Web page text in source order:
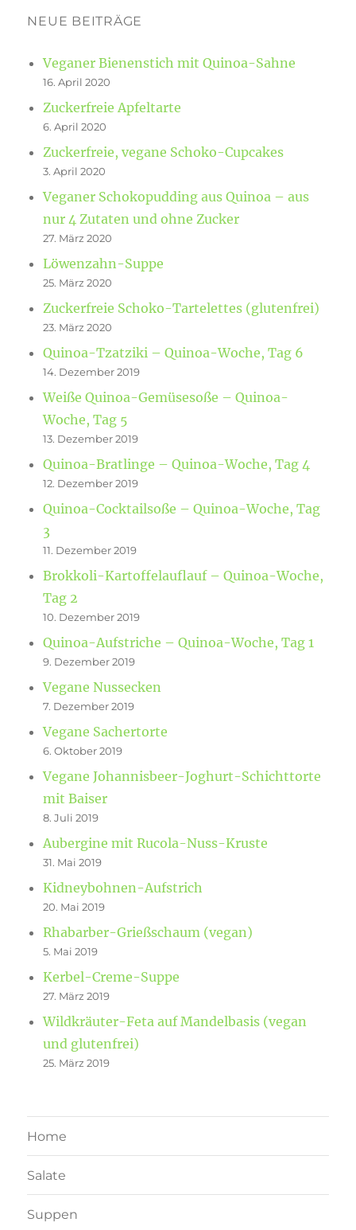
NEUE BEITRÄGE
Veganer Bienenstich mit Quinoa-Sahne
16. April 2020
Zuckerfreie Apfeltarte
6. April 2020
Zuckerfreie, vegane Schoko-Cupcakes
3. April 2020
Veganer Schokopudding aus Quinoa – aus
nur 4 Zutaten und ohne Zucker
27. März 2020
Löwenzahn-Suppe
25. März 2020
Zuckerfreie Schoko-Tartelettes (glutenfrei)
23. März 2020
Quinoa-Tzatziki – Quinoa-Woche, Tag 6
14. Dezember 2019
Weiße Quinoa-Gemüsesoße – Quinoa-
Woche, Tag 5
13. Dezember 2019
Quinoa-Bratlinge – Quinoa-Woche, Tag 4
12. Dezember 2019
Quinoa-Cocktailsoße – Quinoa-Woche, Tag
3
11. Dezember 2019
Brokkoli-Kartoffelauflauf – Quinoa-Woche,
Tag 2
10. Dezember 2019
Quinoa-Aufstriche – Quinoa-Woche, Tag 1
9. Dezember 2019
Vegane Nussecken
7. Dezember 2019
Vegane Sachertorte
6. Oktober 2019
Vegane Johannisbeer-Joghurt-Schichttorte
mit Baiser
8. Juli 2019
Aubergine mit Rucola-Nuss-Kruste
31. Mai 2019
Kidneybohnen-Aufstrich
20. Mai 2019
Rhabarber-Grießschaum (vegan)
5. Mai 2019
Kerbel-Creme-Suppe
27. März 2019
Wildkräuter-Feta auf Mandelbasis (vegan
und glutenfrei)
25. März 2019
Home
Salate
Suppen